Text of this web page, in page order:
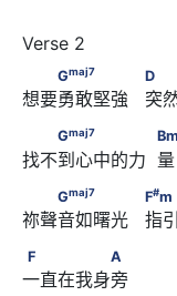
Gmaj7
Gmaj7 D
想要勇敢堅強   突
Gmaj7 Bm　
Gmaj7 Bm
找不到心中的力
Gmaj7
Gmaj7 F#m
祢聲音如曙光   指
F　　　　　A
F A
一直在我身旁